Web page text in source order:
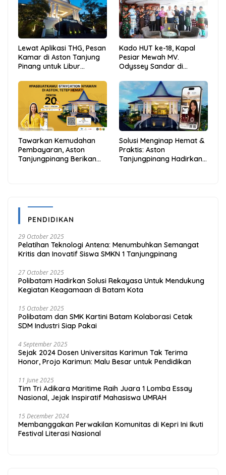
Lewat Aplikasi THG, Pesan
Kamar di Aston Tanjung
Pinang untuk Libur
dan Hemat
Kado HUT ke-18, Kapal
Pesiar Mewah MV.
Odyssey Sandar di
Anambas Siap Mendunia
Tawarkan Kemudahan
Pembayaran, Aston
Tanjungpinang Berikan
Solusi Menginap Hemat &
Praktis: Aston
Tanjungpinang Hadirkan
PENDIDIKAN
29 October 2025
Pelatihan Teknologi Antena: Menumbuhkan Semangat
Kritis dan Inovatif Siswa SMKN 1 Tanjungpinang
27 October 2025
Polibatam Hadirkan Solusi Rekayasa Untuk Mendukung
Kegiatan Keagamaan di Batam Kota
15 October 2025
Polibatam dan SMK Kartini Batam Kolaborasi Cetak
SDM Industri Siap Pakai
4 September 2025
Sejak 2024 Dosen Universitas Karimun Tak Terima
Honor, Projo Karimun: Malu Besar untuk Pendidikan
11 June 2025
Tim Tri Adikara Maritime Raih Juara 1 Lomba Essay
Nasional, Jejak Inspiratif Mahasiswa UMRAH
15 December 2024
Membanggakan Perwakilan Komunitas di Kepri Ini Ikuti
Festival Literasi Nasional